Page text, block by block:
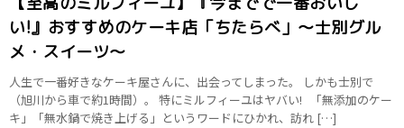
い!』おすすめのケーキ店「ちたらべ」～士別グル
メ・スイーツ～
人生で一番好きなケーキ屋さんに、出会ってしまった。 しかも士別で
（旭川から車で約1時間）。 特にミルフィーユはヤバい! 「無添加のケー
キ」「無水鍋で焼き上げる」というワードにひかれ、訪れ […]